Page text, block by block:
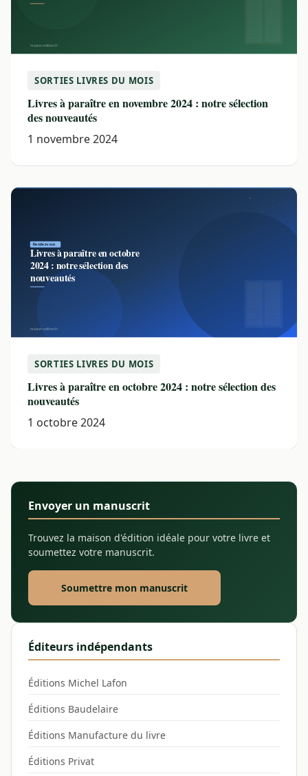
SORTIES LIVRES DU MOIS
Livres à paraître en novembre 2024 : notre sélection
des nouveautés
1 novembre 2024
SORTIES LIVRES DU MOIS
Livres à paraître en octobre 2024 : notre sélection des
nouveautés
1 octobre 2024
Envoyer un manuscrit
Trouvez la maison d'édition idéale pour votre livre et
soumettez votre manuscrit.
Soumettre mon manuscrit
Éditeurs indépendants
Éditions Michel Lafon
Éditions Baudelaire
Éditions Manufacture du livre
Éditions Privat